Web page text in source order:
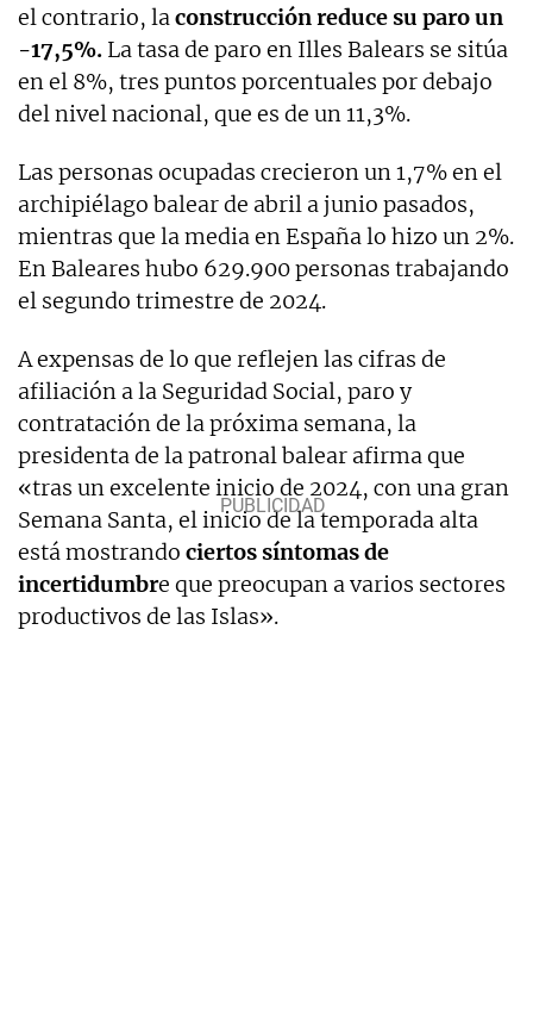
el contrario, laconstrucción reduce su paro un
-17,5%. La tasa de paro en Illes Balears se sitúa
en el 8%, tres puntos porcentuales por debajo
del nivel nacional, que es de un 11,3%.
Las personas ocupadas crecieron un 1,7% en el
archipiélago balear de abril a junio pasados,
mientras que la media en España lo hizo un 2%.
En Baleares hubo 629.900 personas trabajando
el segundo trimestre de 2024.
A expensas de lo que reflejen las cifras de
afiliación a la Seguridad Social, paro y
contratación de la próxima semana, la
presidenta de la patronal balear afirma que
«tras un excelente inicio de 2024, con una gran
Semana Santa, el inicio de la temporada alta
está mostrando ciertos síntomas de
incertidumbre que preocupan a varios sectores
productivos de las Islas».